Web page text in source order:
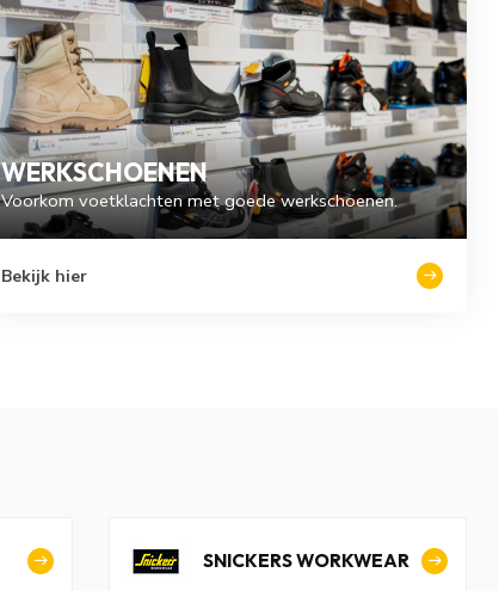
WERKSCHOENEN
Voorkom voetklachten met goede werkschoenen.
Bekijk hier
SNICKERS WORKWEAR